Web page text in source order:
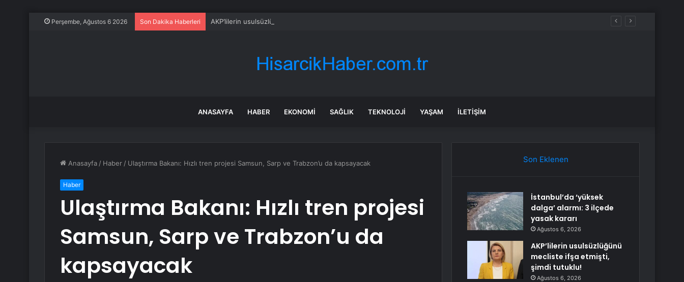
Perşembe, Ağustos 6 2026 Son Dakika Haberleri AKP’lilerin usulsüzlüğünü mecliste ifşa etmişti, şimdi tutuklu!
ANASAYFA HABER EKONOMI SAĞLIK TEKNOLOJI YAŞAM İLETIŞIM
Anasayfa / Haber / Ulaştırma Bakanı: Hızlı tren projesi Samsun, Sarp ve Trabzon’u da kapsayacak
Haber
Ulaştırma Bakanı: Hızlı tren projesi
Samsun, Sarp ve Trabzon’u da
kapsayacak
Son Eklenen
İstanbul’da ‘yüksek
dalga’ alarmı: 3 ilçede
yasak kararı
Ağustos 6, 2026
AKP’lilerin usulsüzlüğünü
mecliste ifşa etmişti,
şimdi tutuklu!
Ağustos 6, 2026